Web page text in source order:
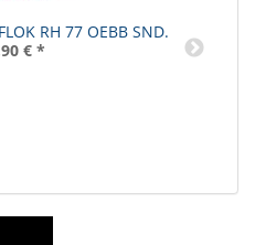
RH 77 OEBB SND.
€ *